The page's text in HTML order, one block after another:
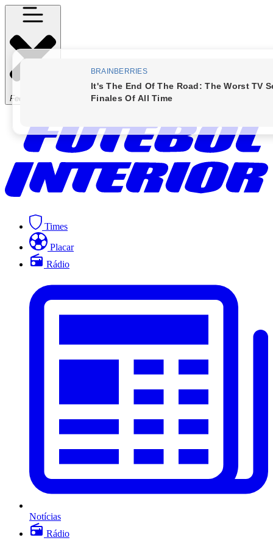
Fechar Menu
Times
Placar
Rádio
Notícias
Rádio